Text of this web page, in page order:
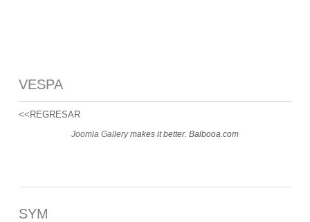
VESPA
<<REGRESAR
Joomla Gallerymakes it better. Balbooa.com
SYM